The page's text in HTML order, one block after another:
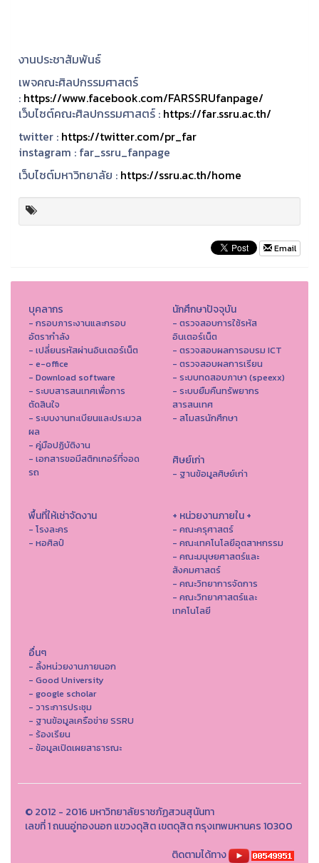
งานประชาสัมพันธ์
เพจคณะศิลปกรรมศาสตร์
: https://www.facebook.com/FARSSRUfanpage/
เว็บไซต์คณะศิลปกรรมศาสตร์ : https://far.ssru.ac.th/
twitter : https://twitter.com/pr_far
instagram : far_ssru_fanpage
เว็บไซต์มหาวิทยาลัย : https://ssru.ac.th/home
Email
บุคลากร
- กรอบภาระงานและกรอบ
อัตรากำลัง
- เปลี่ยนรหัสผ่านอินเตอร์เน็ต
- e-office
- Download software
- ระบบสารสนเทศเพื่อการ
ตัดสินใจ
- ระบบงานทะเบียนและประมวล
ผล
- คู่มือปฏิบัติงาน
- เอกสารขอมีสติกเกอร์ที่จอด
รถ
นักศึกษาปัจจุบัน
- ตรวจสอบการใช้รหัส
อินเตอร์เน็ต
- ตรวจสอบผลการอบรม ICT
- ตรวจสอบผลการเรียน
- ระบบทดสอบภาษา (speexx)
- ระบบยืมคืนทรัพยากร
สารสนเทศ
- สโมสรนักศึกษา
ศิษย์เก่า
- ฐานข้อมูลศิษย์เก่า
พื้นที่ให้เช่าจัดงาน
- โรงละคร
- หอศิลป์
+ หน่วยงานภายใน +
- คณะครุศาสตร์
- คณะเทคโนโลยีอุตสาหกรรม
- คณะมนุษยศาสตร์และ
สังคมศาสตร์
- คณะวิทยาการจัดการ
- คณะวิทยาศาสตร์และ
เทคโนโลยี
อื่นๆ
- ลิ้งหน่วยงานภายนอก
- Good University
- google scholar
- วาระการประชุม
- ฐานข้อมูลเครือข่าย SSRU
- ร้องเรียน
- ข้อมูลเปิดเผยสาธารณะ
© 2012 - 2016 มหาวิทยาลัยราชภัฏสวนสุนันทา
เลขที่ 1 ถนนอู่ทองนอก แขวงดุสิต เขตดุสิต กรุงเทพมหานคร 10300
ติดตามได้ทาง